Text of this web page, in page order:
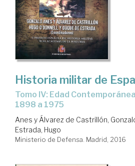
Historia militar de
Tomo IV: Edad Contemporánea.- Volumen II: De
1898 a 1975
Anes y Álvarez de Castrillón,
Estrada, Hugo
Ministerio de Defensa. Madrid, 2016